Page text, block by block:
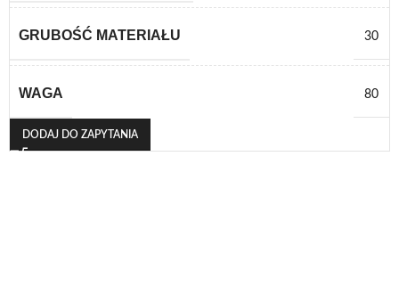
GRUBOŚĆ MATERIAŁU 30
WAGA 80
DODAJ DO ZAPYTANIA